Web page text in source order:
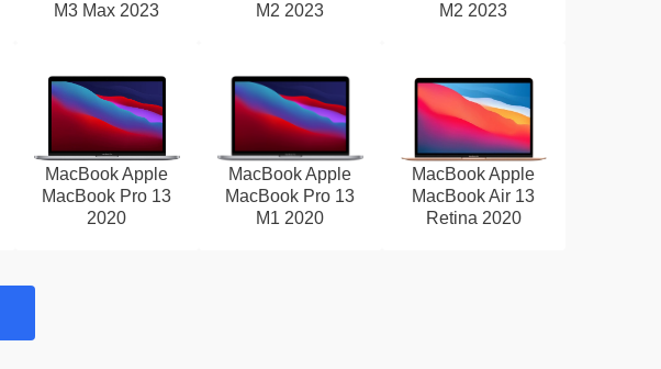
M3 Max 2023
M2 2023
M2 2023
MacBook Apple
MacBook Pro 13
2020
MacBook Apple
MacBook Pro 13
M1 2020
MacBook Apple
MacBook Air 13
Retina 2020